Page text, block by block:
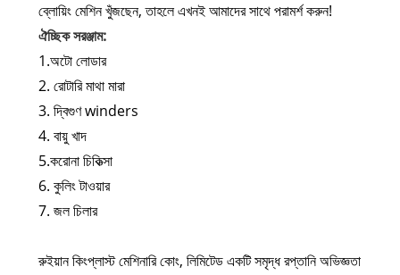
ব্লোয়িং মেশিন খুঁজছেন, তাহলে এখনই আমাদের সাথে পরামর্শ করুন!
ঐচ্ছিক সরঞ্জাম:
1.অটো লোডার
2. রোটারি মাথা মারা
3. দ্বিগুণ winders
4. বায়ু খাদ
5.করোনা চিকিত্সা
6. কুলিং টাওয়ার
7. জল চিলার
রুইয়ান কিংপ্লাস্ট মেশিনারি কোং, লিমিটেড একটি সমৃদ্ধ রপ্তানি অভিজ্ঞতা